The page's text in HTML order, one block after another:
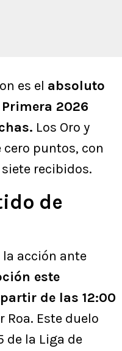
es el absoluto
2026
Los Oro y
puntos, con
recibidos.
de
la acción ante
este
de las 12:00
Roa. Este duelo
de la Liga de